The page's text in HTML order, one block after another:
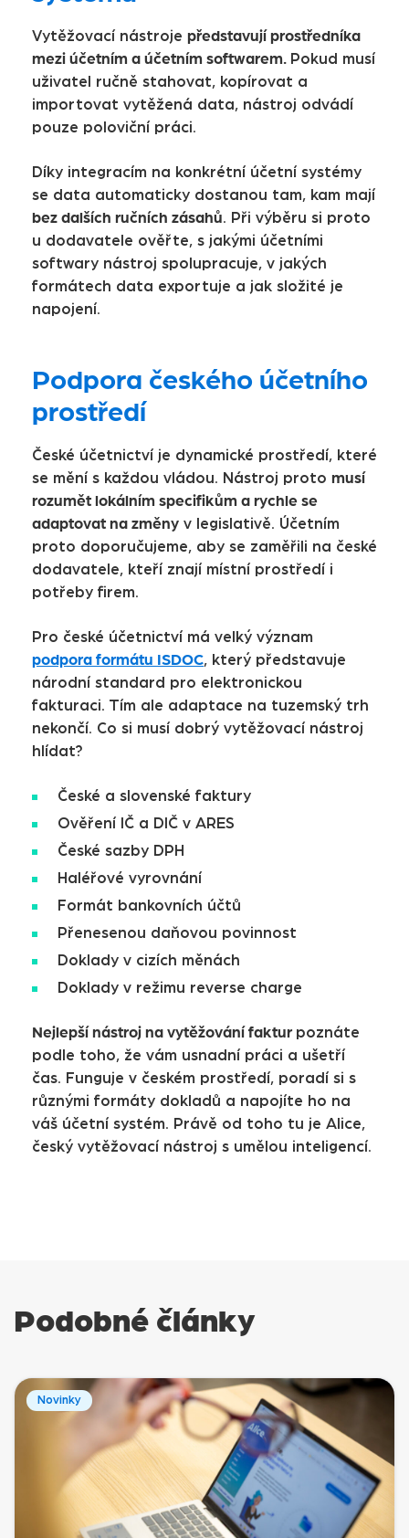
Vytěžovací nástroje představují prostředníka
mezi účetním a účetním softwarem. Pokud musí
uživatel ručně stahovat, kopírovat a
importovat vytěžená data, nástroj odvádí
pouze poloviční práci.
Díky integracím na konkrétní účetní systémy
se data automaticky dostanou tam, kam mají
bez dalších ručních zásahů. Při výběru si proto
u dodavatele ověřte, s jakými účetními
softwary nástroj spolupracuje, v jakých
formátech data exportuje a jak složité je
napojení.
Podpora českého účetního
prostředí
České účetnictví je dynamické prostředí, které
se mění s každou vládou. Nástroj proto musí
rozumět lokálním specifikům a rychle se
adaptovat na změny v legislativě. Účetním
proto doporučujeme, aby se zaměřili na české
dodavatele, kteří znají místní prostředí i
potřeby firem.
Pro české účetnictví má velký význam
podpora formátu ISDOC, který představuje
národní standard pro elektronickou
fakturaci. Tím ale adaptace na tuzemský trh
nekončí. Co si musí dobrý vytěžovací nástroj
hlídat?
České a slovenské faktury
Ověření IČ a DIČ v ARES
České sazby DPH
Haléřové vyrovnání
Formát bankovních účtů
Přenesenou daňovou povinnost
Doklady v cizích měnách
Doklady v režimu reverse charge
Nejlepší nástroj na vytěžování faktur poznáte
podle toho, že vám usnadní práci a ušetří
čas. Funguje v českém prostředí, poradí si s
různými formáty dokladů a napojíte ho na
váš účetní systém. Právě od toho tu je Alice,
český vytěžovací nástroj s umělou inteligencí.
Podobné články
Novinky